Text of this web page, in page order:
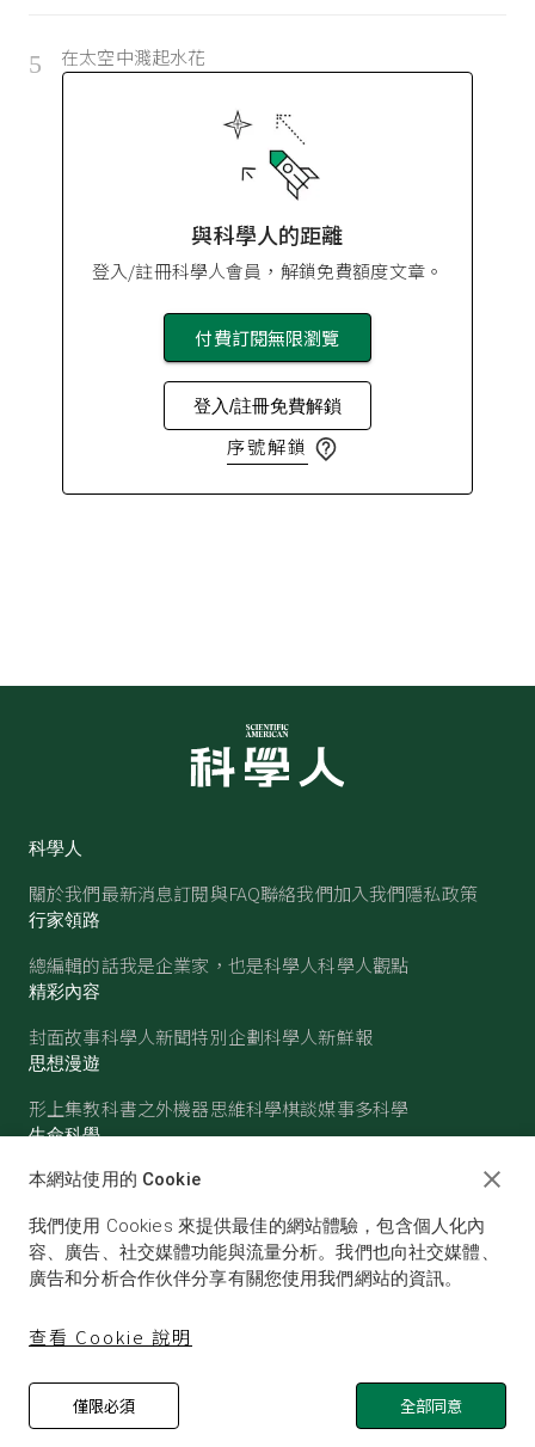
5 在太空中濺起水花
與科學人的距離
登入/註冊科學人會員，解鎖免費額度文章。
付費訂閱無限瀏覽
登入/註冊免費解鎖
序號解鎖
科學人
關於我們最新消息訂閱與FAQ聯絡我們加入我們隱私政策
行家領路
總編輯的話我是企業家，也是科學人科學人觀點
精彩內容
封面故事科學人新聞特別企劃科學人新鮮報
思想漫遊
形上集教科書之外機器思維科學棋談媒事多科學
生命科學
醫學古生物心理學生態學
物理 化學地球科學天文
© SCIENTIFIC AMERICAN, A DIVISION OF NATURE
AMERICA, INC.ALL RIGHTS RESERVED.
本網站使用的 Cookie
我們使用 Cookies 來提供最佳的網站體驗，包含個人化內
容、廣告、社交媒體功能與流量分析。我們也向社交媒體、
廣告和分析合作伙伴分享有關您使用我們網站的資訊。
查看 Cookie 說明
僅限必須 全部同意